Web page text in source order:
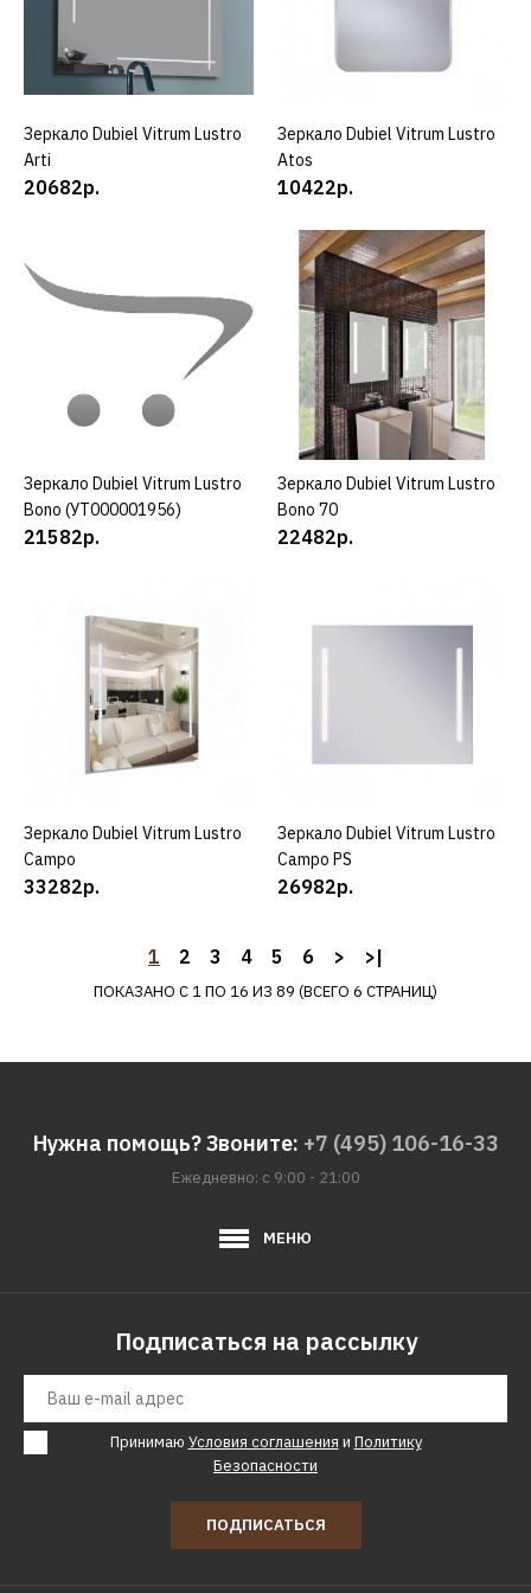
Зеркало Dubiel Vitrum
Lustro Alba
17982р.
КУПИТЬ
ДОБАВИТЬ К СРАВНЕНИЮ
ДОБАВИТЬ В ПОЖЕЛАНИЯ
DUBIEL VITRUM
Зеркало Dubiel Vitrum
71982р.
DUBIEL VITRUM
Зеркало Dubiel Vitrum
Lustro Ancona Perla
89082р.
DUBIEL VITRUM
Lustro Andromeda
КУПИТЬ
ДОБАВИТЬ К СРАВНЕНИЮ
ДОБАВИТЬ В ПОЖЕЛАНИЯ
Зеркало Dubiel Vitrum
КУПИТЬ
Зеркало Dubiel Vitrum Lustro
Arti
20682р.
КУПИТЬ
Зеркало Dubiel Vitrum Lustro
Atos
10422р.
КУПИТЬ
Зеркало Dubiel Vitrum Lustro
Bono (УТ000001956)
21582р.
КУПИТЬ
Зеркало Dubiel Vitrum Lustro
Bono 70
22482р.
КУПИТЬ
Зеркало Dubiel Vitrum Lustro
Campo
33282р.
КУПИТЬ
Зеркало Dubiel Vitrum Lustro
Campo PS
26982р.
1 2 3 4 5 6 > >|
ПОКАЗАНО С 1 ПО 16 ИЗ 89 (ВСЕГО 6 СТРАНИЦ)
Нужна помощь? Звоните: +7 (495) 106-16-33
Ежедневно: с 9:00 - 21:00
МЕНЮ
Подписаться на рассылку
Принимаю Условия соглашения и Политику
Безопасности
ПОДПИСАТЬСЯ